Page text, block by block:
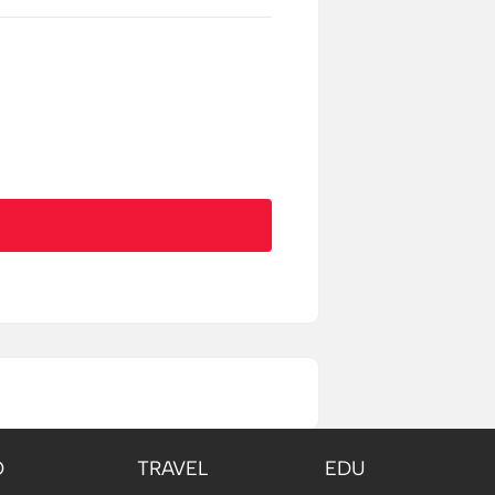
TRAVEL EDU